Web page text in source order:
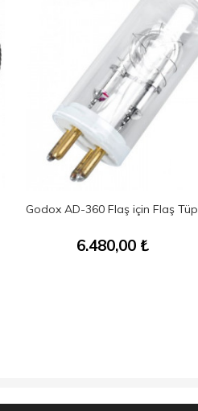
Godox AD-360 Flaş için Flaş Tüp
6.480,00₺